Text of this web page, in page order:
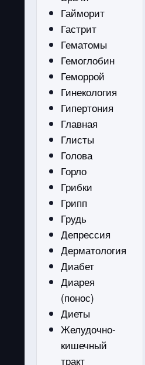
Гайморит
Гастрит
Гематомы
Гемоглобин
Геморрой
Гинекология
Гипертония
Главная
Глисты
Голова
Горло
Грибки
Грипп
Грудь
Депрессия
Дерматология
Диабет
Диарея
(понос)
Диеты
Желудочно-
кишечный
тракт